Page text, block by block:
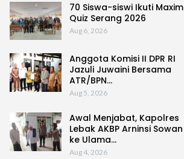
70 Siswa-siswi Ikuti Maxim
Quiz Serang 2026
Aug 6, 2026
Anggota Komisi II DPR RI
Jazuli Juwaini Bersama
ATR/BPN…
Aug 5, 2026
Awal Menjabat, Kapolres
Lebak AKBP Arninsi Sowan
ke Ulama…
Aug 4, 2026